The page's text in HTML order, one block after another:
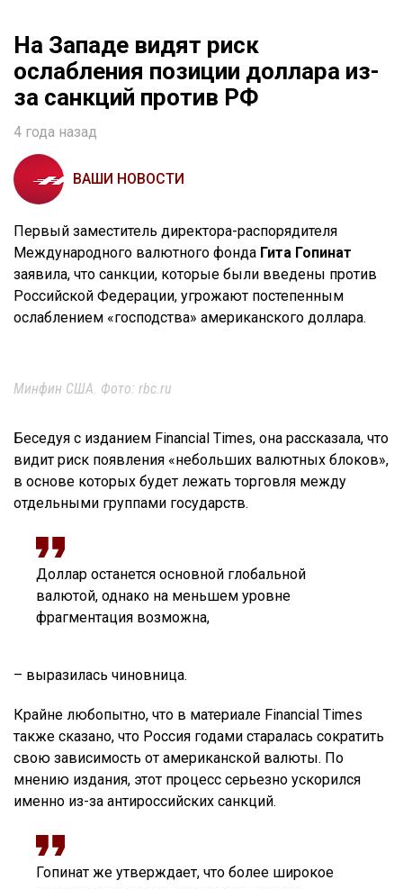
На Западе видят риск
ослабления позиции доллара из-
за санкций против РФ
4 года назад
ВАШИ НОВОСТИ
Первый заместитель директора-распорядителя
Международного валютного фонда Гита Гопинат
заявила, что санкции, которые были введены против
Российской Федерации, угрожают постепенным
ослаблением «господства» американского доллара.
Минфин США. Фото: rbc.ru
Беседуя с изданием Financial Times, она рассказала, что
видит риск появления «небольших валютных блоков»,
в основе которых будет лежать торговля между
отдельными группами государств.
Доллар останется основной глобальной
валютой, однако на меньшем уровне
фрагментация возможна,
– выразилась чиновница.
Крайне любопытно, что в материале Financial Times
также сказано, что Россия годами старалась сократить
свою зависимость от американской валюты. По
мнению издания, этот процесс серьезно ускорился
именно из-за антироссийских санкций.
Гопинат же утверждает, что более широкое